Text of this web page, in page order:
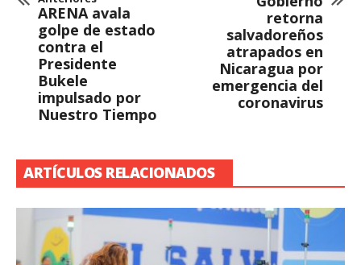
ARENA avala
golpe de estado
contra el
Presidente
Bukele
impulsado por
Nuestro Tiempo
retorna
salvadoreños
atrapados en
Nicaragua por
emergencia del
coronavirus
ARTÍCULOS RELACIONADOS